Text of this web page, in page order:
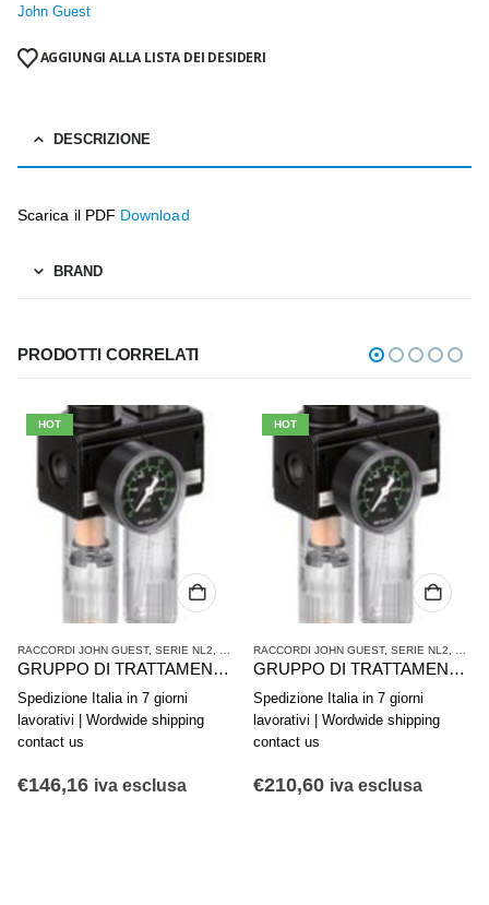
John Guest
AGGIUNGI ALLA LISTA DEI DESIDERI
DESCRIZIONE
Scarica il PDF Download
BRAND
PRODOTTI CORRELATI
ARIA COMPRESSA
HOT
RACCORDI JOHN GUEST, SERIE NL2 TRATTAMENTO ARIA COMPRESSA
GRUPPO DI TRATTAMENTO ARIA IN 2 PARTI AVENTICS SERIE NL2-ACD 0821300433
Spedizione Italia in 7 giorni
lavorativi | Wordwide shipping
contact us
€146,16 iva esclusa
HOT
RACCORDI JOHN GUEST, SERIE NL2
GRUPPO DI TRATTAMENTO ARIA IN 2 PARTI AVENTICS SERIE NL4-ACD 0821300531
Spedizione Italia in 7 giorni
lavorativi | Wordwide shipping
contact us
€210,60 iva esclusa